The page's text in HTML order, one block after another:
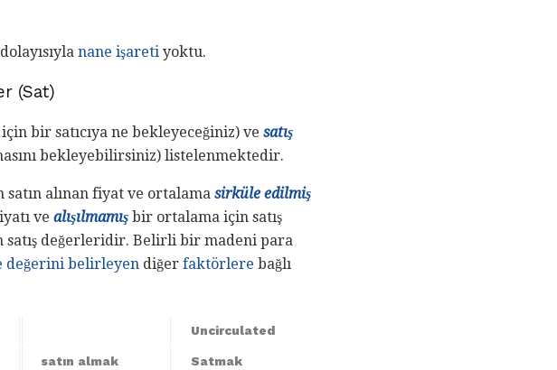
nane işareti yoktu.
(Sat)
bir satıcıya ne bekleyeceğiniz) ve satış
bekleyebilirsiniz) listelenmektedir.
satın alınan fiyat ve ortalama sirküle edilmiş
ve alışılmamış bir ortalama için satış
satış değerleridir. Belirli bir madeni para
değerini belirleyen diğer faktörlere bağlı
Uncirculated
satın almak Satmak